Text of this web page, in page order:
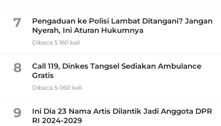
7
Pengaduan ke Polisi Lambat Ditangani? Jangan
Nyerah, Ini Aturan Hukumnya
Dibaca 5.160 kali
8
Call 119, Dinkes Tangsel Sediakan Ambulance
Gratis
Dibaca 5.060 kali
9
Ini Dia 23 Nama Artis Dilantik Jadi Anggota DPR
RI 2024-2029